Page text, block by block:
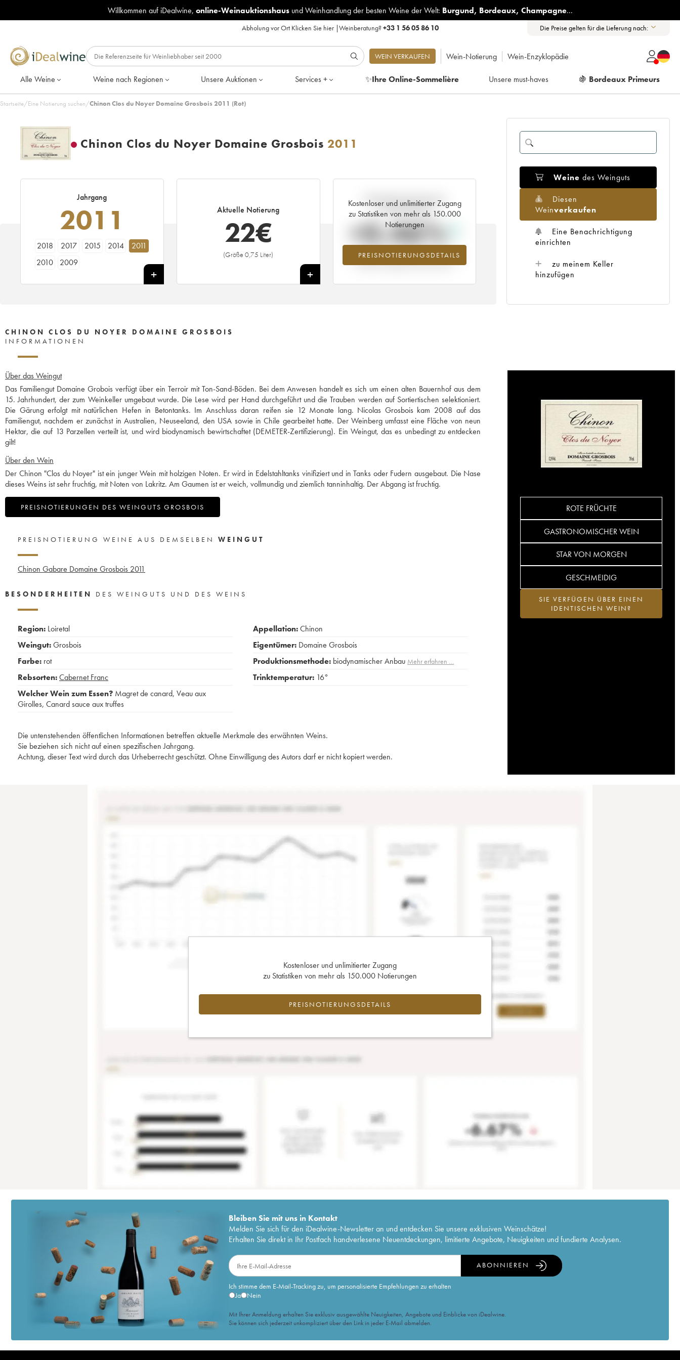
Willkommen auf iDealwine, online-Weinauktionshausund Weinhandlung der besten Weine der Welt: Burgund, Bordeaux, Champagne...
Abholung vor Ort Klicken Sie hier|Weinberatung?+33 1 56 05 86 10 Die Preise gelten für die Lieferung nach:
WEIN VERKAUFEN Wein-Notierung Wein-Enzyklopädie
Alle Weine Weine nach Regionen Unsere Auktionen Services + ✨Ihre Online-Sommelière Unsere must-haves 🍇 Bordeaux Primeurs
Startseite/Eine Notierung suchen/Chinon Clos du Noyer Domaine Grosbois 2011 (Rot)
Chinon Clos du Noyer Domaine Grosbois 2011
Jahrgang
2011
2018 2017 2015 2014
2011
2010
2009
Aktuelle Notierung
22€
(Größe 0,75 Liter)
+
Kostenloser und unlimitierter Zugang
zu Statistiken von mehr als 150.000
Notierungen
PREISNOTIERUNGSDETAILS
Aktuelle Entwicklung der
Preisnotierung
+0.46%
Preisanstiegs des Jahrgangs 2011 im Jahr
2026 im Vergleich zum Jahr 2025
Weine des Weinguts
Diesen
Weinverkaufen
Eine Benachrichtigung
einrichten
zu meinem Keller
hinzufügen
CHINON CLOS DU NOYER DOMAINE GROSBOIS
INFORMATIONEN
Über das Weingut
Das Familiengut Domaine Grobois verfügt über ein Terroir mit Ton-Sand-Böden. Bei dem Anwesen handelt es sich um einen alten Bauernhof aus dem
15. Jahrhundert, der zum Weinkeller umgebaut wurde. Die Lese wird per Hand durchgeführt und die Trauben werden auf Sortiertischen selektioniert.
Die Gärung erfolgt mit natürlichen Hefen in Betontanks. Im Anschluss daran reifen sie 12 Monate lang. Nicolas Grosbois kam 2008 auf das
Familiengut, nachdem er zunächst in Australien, Neuseeland, den USA sowie in Chile gearbeitet hatte. Der Weinberg umfasst eine Fläche von neun
Hektar, die auf 13 Parzellen verteilt ist, und wird biodynamisch bewirtschaftet (DEMETER-Zertifizierung). Ein Weingut, das es unbedingt zu entdecken
gilt!
Über den Wein
Der Chinon "Clos du Noyer" ist ein junger Wein mit holzigen Noten. Er wird in Edelstahltanks vinifiziert und in Tanks oder Fudern ausgebaut. Die Nase
dieses Weins ist sehr fruchtig, mit Noten von Lakritz. Am Gaumen ist er weich, vollmundig und ziemlich tanninhaltig. Der Abgang ist fruchtig.
PREISNOTIERUNGEN DES WEINGUTS GROSBOIS ROTE FRÜCHTE
GASTRONOMISCHER WEIN
STAR VON MORGEN
GESCHMEIDIG
SIE VERFÜGEN ÜBER EINEN
IDENTISCHEN WEIN?
PREISNOTIERUNG WEINE AUS DEMSELBEN WEINGUT
Chinon Gabare Domaine Grosbois 2011
BESONDERHEITEN DES WEINGUTS UND DES WEINS
Region: Loiretal
Weingut:Grosbois
Farbe: rot
Rebsorten:Cabernet Franc
Welcher Wein zum Essen? Magret de canard, Veau aux
Girolles, Canard sauce aux truffes
Appellation:Chinon
Eigentümer: Domaine Grosbois
Produktionsmethode: biodynamischer Anbau Mehr erfahren …
Trinktemperatur: 16°
Die untenstehenden öffentlichen Informationen betreffen aktuelle Merkmale des erwähnten Weins.
Sie beziehen sich nicht auf einen spezifischen Jahrgang.
Achtung, dieser Text wird durch das Urheberrecht geschützt. Ohne Einwilligung des Autors darf er nicht kopiert werden.
Kostenloser und unlimitierter Zugang
zu Statistiken von mehr als 150.000 Notierungen
PREISNOTIERUNGSDETAILS
Bleiben Sie mit uns in Kontakt
Melden Sie sich für den iDealwine-Newsletter an und entdecken Sie unsere exklusiven Weinschätze!
Erhalten Sie direkt in Ihr Postfach handverlesene Neuentdeckungen, limitierte Angebote, Neuigkeiten und fundierte Analysen.
Ich stimme dem E-Mail-Tracking zu, um personalisierte Empfehlungen zu erhalten
Ja
Nein
ABONNIEREN
Mit Ihrer Anmeldung erhalten Sie exklusiv ausgewählte Neuigkeiten, Angebote und Einblicke von iDealwine.
Sie können sich jederzeit unkompliziert über den Link in jeder E-Mail abmelden.